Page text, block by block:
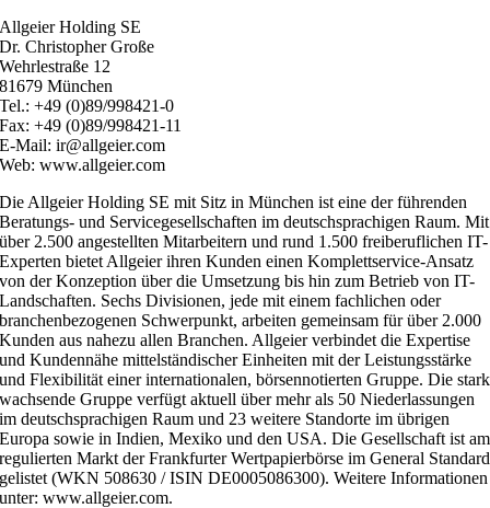
Allgeier Holding SE
Dr. Christopher Große
Wehrlestraße 12
81679 München
Tel.: +49 (0)89/998421-0
Fax: +49 (0)89/998421-11
E-Mail: ir@allgeier.com
Web: www.allgeier.com
Die Allgeier Holding SE mit Sitz in München ist eine der führenden
Beratungs- und Servicegesellschaften im deutschsprachigen Raum. Mit
über 2.500 angestellten Mitarbeitern und rund 1.500 freiberuflichen IT-
Experten bietet Allgeier ihren Kunden einen Komplettservice-Ansatz
von der Konzeption über die Umsetzung bis hin zum Betrieb von IT-
Landschaften. Sechs Divisionen, jede mit einem fachlichen oder
branchenbezogenen Schwerpunkt, arbeiten gemeinsam für über 2.000
Kunden aus nahezu allen Branchen. Allgeier verbindet die Expertise
und Kundennähe mittelständischer Einheiten mit der Leistungsstärke
und Flexibilität einer internationalen, börsennotierten Gruppe. Die stark
wachsende Gruppe verfügt aktuell über mehr als 50 Niederlassungen
im deutschsprachigen Raum und 23 weitere Standorte im übrigen
Europa sowie in Indien, Mexiko und den USA. Die Gesellschaft ist am
regulierten Markt der Frankfurter Wertpapierbörse im General Standard
gelistet (WKN 508630 / ISIN DE0005086300). Weitere Informationen
unter: www.allgeier.com.